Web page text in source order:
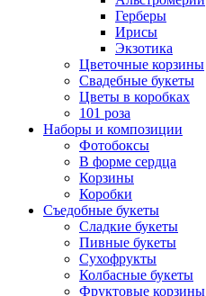
Герберы
Ириcы
Экзотика
Цветочные корзины
Свадебные букеты
Цветы в коробках
101 роза
Наборы и композиции
Фотобоксы
В форме сердца
Корзины
Коробки
Съедобные букеты
Сладкие букеты
Пивные букеты
Сухофрукты
Колбасные букеты
Фруктовые корзины